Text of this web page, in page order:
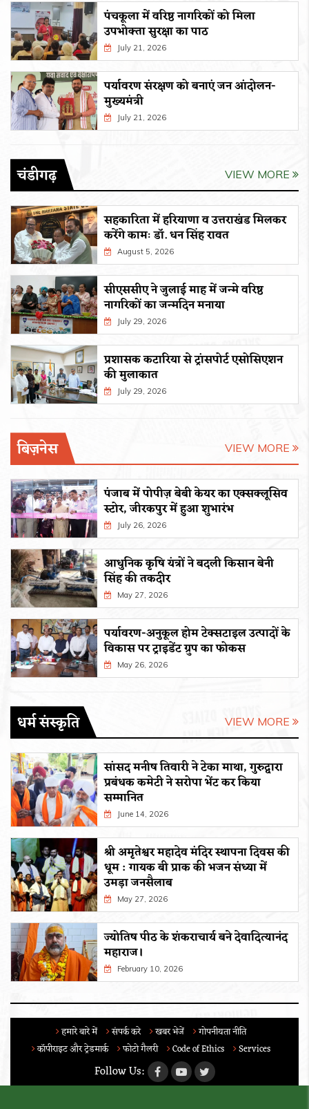
पंचकूला में वरिष्ठ नागरिकों को मिला
उपभोक्ता सुरक्षा का पाठ
July 21, 2026
पर्यावरण संरक्षण को बनाएं जन आंदोलन-
मुख्यमंत्री
July 21, 2026
चंडीगढ़ VIEW MORE
सहकारिता में हरियाणा व उत्तराखंड मिलकर
करेंगे कामः डाॅ. धन सिंह रावत
August 5, 2026
सीएससीए ने जुलाई माह में जन्मे वरिष्ठ
नागरिकों का जन्मदिन मनाया
July 29, 2026
प्रशासक कटारिया से ट्रांसपोर्ट एसोसिएशन
की मुलाकात
July 29, 2026
बिज़नेस VIEW MORE
पंजाब में पोपीज़ बेबी केयर का एक्सक्लूसिव
स्टोर, जीरकपुर में हुआ शुभारंभ
July 26, 2026
आधुनिक कृषि यंत्रों ने बदली किसान बेनी
सिंह की तकदीर
May 27, 2026
पर्यावरण-अनुकूल होम टेक्सटाइल उत्पादों के
विकास पर ट्राइडेंट ग्रुप का फोकस
May 26, 2026
धर्म संस्कृति VIEW MORE
सांसद मनीष तिवारी ने टेका माथा, गुरुद्वारा
प्रबंधक कमेटी ने सरोपा भेंट कर किया
सम्मानित
June 14, 2026
श्री अमृतेश्वर महादेव मंदिर स्थापना दिवस की
धूम : गायक बी प्राक की भजन संध्या में
उमड़ा जनसैलाब
May 27, 2026
ज्योतिष पीठ के शंकराचार्य बने देवादित्यानंद
महाराज।
February 10, 2026
हमारे बारे में संपर्क करे खबर भेजें
गोपनीयता नीति
कॉपीराइट और ट्रेडमार्क
फोटो गैलरी Code of Ethics Services
Follow Us: